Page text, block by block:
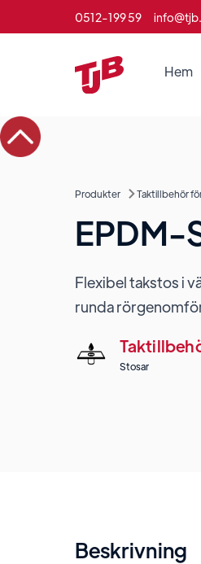
0512-199 59
Hem
Produkter Taktillbehör
EPDM-
Flexibel takstos i
runda
Stosar
Beskrivning